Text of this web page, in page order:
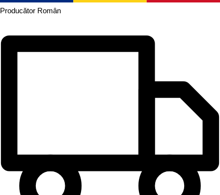
Producător Român